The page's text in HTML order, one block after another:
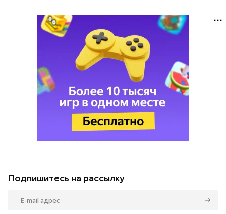
Подпишитесь на рассылку